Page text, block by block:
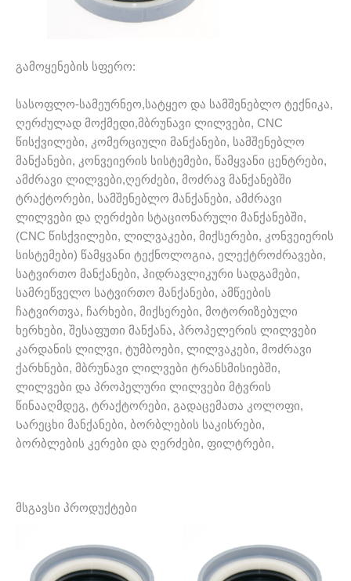
გამოყენების სფერო:
სასოფლო-სამეურნეო,სატყეო და სამშენებლო ტექნიკა,
ღერძულად მოქმედი,მბრუნავი ლილვები, CNC
წისქვილები, კომერციული მანქანები, სამშენებლო
მანქანები, კონვეიერის სისტემები, წამყვანი ცენტრები,
ამძრავი ლილვები,ღერძები, მოძრავ მანქანებში
ტრაქტორები, სამშენებლო მანქანები, ამძრავი
ლილვები და ღერძები სტაციონარული მანქანებში,
(CNC წისქვილები, ლილვაკები, მიქსერები, კონვეიერის
სისტემები) წამყვანი ტექნოლოგია, ელექტროძრავები,
სატვირთო მანქანები, ჰიდრავლიკური სადგამები,
სამრეწველო სატვირთო მანქანები, ამწეების
ჩატვირთვა, ჩარხები, მიქსერები, მოტორიზებული
ხერხები, შესაფუთი მანქანა, პროპელერის ლილვები
კარდანის ლილვი, ტუმბოები, ლილვაკები, მოძრავი
ქარხნები, მბრუნავი ლილვები ტრანსმისიებში,
ლილვები და პროპელური ლილვები მტვრის
წინააღმდეგ, ტრაქტორები, გადაცემათა კოლოფი,
Სარეცხი მანქანები, ბორბლების საკისრები,
ბორბლების კერები და ღერძები, ფილტრები,
მსგავსი პროდუქტები